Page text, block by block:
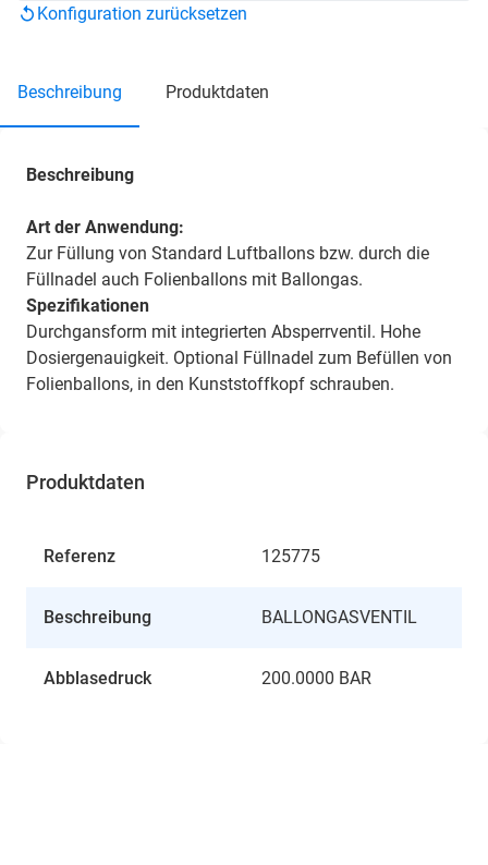
Konfiguration zurücksetzen
beschreibung produktdaten
Beschreibung
Art der Anwendung:
Zur Füllung von Standard Luftballons bzw. durch die
Füllnadel auch Folienballons mit Ballongas.
Spezifikationen
Durchgansform mit integrierten Absperrventil. Hohe
Dosiergenauigkeit. Optional Füllnadel zum Befüllen von
Folienballons, in den Kunststoffkopf schrauben.
Produktdaten
Referenz 125775
Beschreibung BALLONGASVENTIL
Abblasedruck 200.0000 BAR